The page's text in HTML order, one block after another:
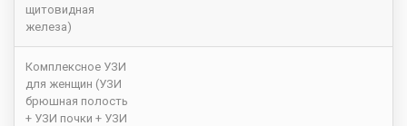
щитовидная
железа)
Комплексное УЗИ
для женщин (УЗИ
брюшная полость
+ УЗИ почки + УЗИ